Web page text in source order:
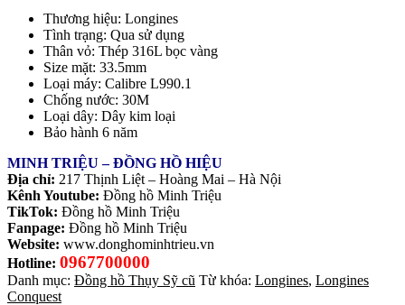
Thương hiệu: Longines
Tình trạng: Qua sử dụng
Thân vỏ: Thép 316L bọc vàng
Size mặt: 33.5mm
Loại máy: Calibre L990.1
Chống nước: 30M
Loại dây: Dây kim loại
Bảo hành 6 năm
MINH TRIỆU – ĐỒNG HỒ HIỆU
Địa chỉ: 217 Thịnh Liệt – Hoàng Mai – Hà Nội
Kênh Youtube: Đồng hồ Minh Triệu
TikTok: Đồng hồ Minh Triệu
Fanpage: Đồng hồ Minh Triệu
Website: www.donghominhtrieu.vn
Hotline: 0967700000
Danh mục: Đồng hồ Thụy Sỹ cũ Từ khóa: Longines, Longines
Conquest